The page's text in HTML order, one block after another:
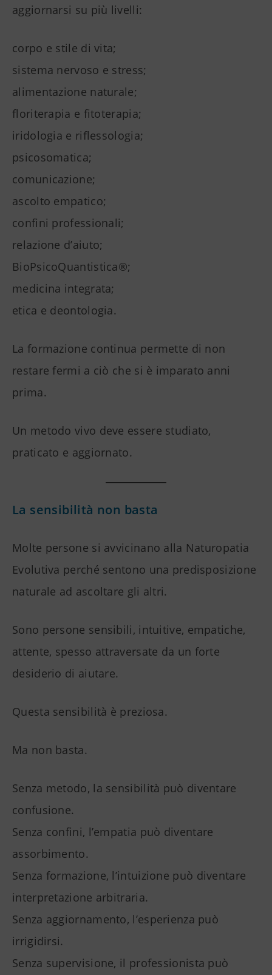
aggiornarsi su più livelli:
corpo e stile di vita;
sistema nervoso e stress;
alimentazione naturale;
floriterapia e fitoterapia;
iridologia e riflessologia;
psicosomatica;
comunicazione;
ascolto empatico;
confini professionali;
relazione d’aiuto;
BioPsicoQuantistica®;
medicina integrata;
etica e deontologia.
La formazione continua permette di non
restare fermi a ciò che si è imparato anni
prima.
Un metodo vivo deve essere studiato,
praticato e aggiornato.
La sensibilità non basta
Molte persone si avvicinano alla Naturopatia
Evolutiva perché sentono una predisposizione
naturale ad ascoltare gli altri.
Sono persone sensibili, intuitive, empatiche,
attente, spesso attraversate da un forte
desiderio di aiutare.
Questa sensibilità è preziosa.
Ma non basta.
Senza metodo, la sensibilità può diventare
confusione.
Senza confini, l’empatia può diventare
assorbimento.
Senza formazione, l’intuizione può diventare
interpretazione arbitraria.
Senza aggiornamento, l’esperienza può
irrigidirsi.
Senza supervisione, il professionista può